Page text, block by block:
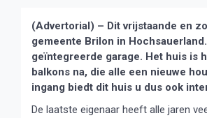
(Advertorial) – Dit vrijstaande en
gemeente Brilon in
geïntegreerde garage. Het huis is
balkons na, die alle een nieuwe
ingang biedt dit huis u dus ook
De laatste eigenaar heeft alle jaren